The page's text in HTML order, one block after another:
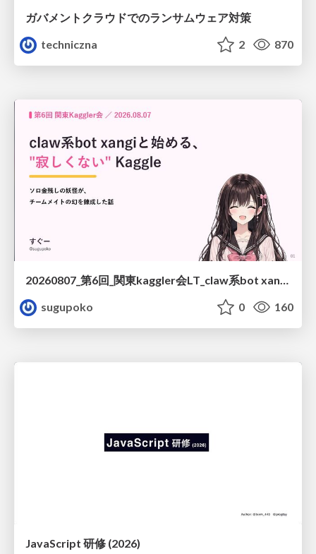
ガバメントクラウドでのランサムウェア対策
techniczna
2 870
20260807_第6回_関東kaggler会LT_claw系bot xangiと始める、"寂しくない" kaggle
sugupoko
0 160
JavaScript 研修 (2026)